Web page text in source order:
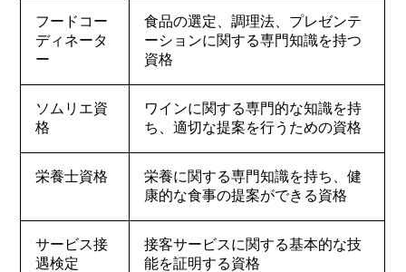
フードコー
ディネータ
ー
食品の選定、調理法、プレゼンテ
ーションに関する専門知識を持つ
資格
ソムリエ資
格
ワインに関する専門的な知識を持
ち、適切な提案を行うための資格
栄養士資格
栄養に関する専門知識を持ち、健
康的な食事の提案ができる資格
サービス接
遇検定
接客サービスに関する基本的な技
能を証明する資格